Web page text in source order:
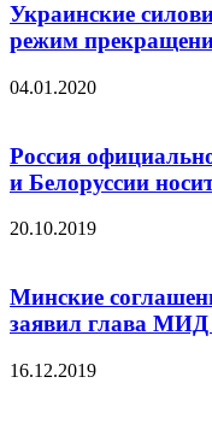
Украинские
режим
04.01.2020
Россия
и Белоруссии
20.10.2019
Минские
заявил глава
16.12.2019